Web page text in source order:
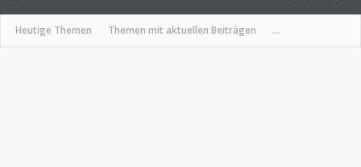
Heutige Themen Themen mit aktuellen Beiträgen ...